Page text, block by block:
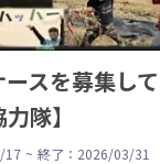
スを募集し
隊】
17 ~ 終了：2026/03/31